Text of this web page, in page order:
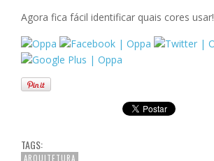
Agora fica fácil identificar quais cores usar!
TAGS:
ARQUITETURA